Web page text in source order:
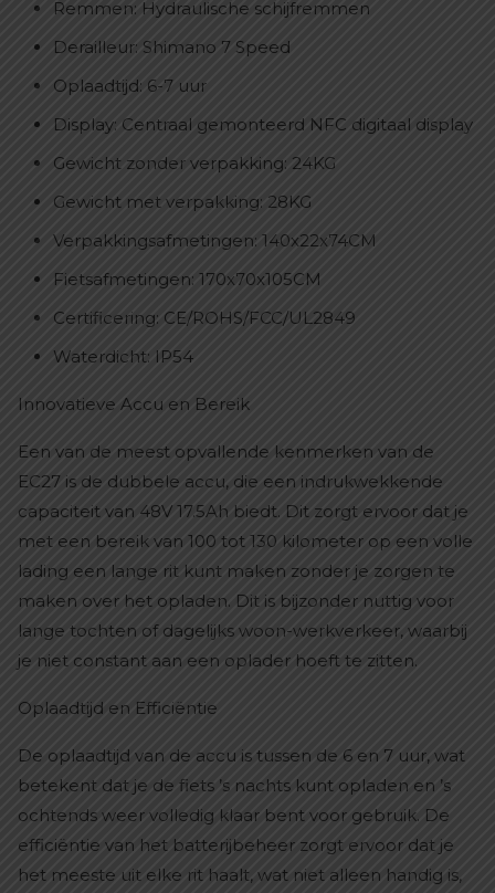
Remmen: Hydraulische schijfremmen
Derailleur: Shimano 7 Speed
Oplaadtijd: 6-7 uur
Display: Centraal gemonteerd NFC digitaal display
Gewicht zonder verpakking: 24KG
Gewicht met verpakking: 28KG
Verpakkingsafmetingen: 140x22x74CM
Fietsafmetingen: 170x70x105CM
Certificering: CE/ROHS/FCC/UL2849
Waterdicht: IP54
Innovatieve Accu en Bereik
Een van de meest opvallende kenmerken van de
EC27 is de dubbele accu, die een indrukwekkende
capaciteit van 48V 17.5Ah biedt. Dit zorgt ervoor dat je
met een bereik van 100 tot 130 kilometer op een volle
lading een lange rit kunt maken zonder je zorgen te
maken over het opladen. Dit is bijzonder nuttig voor
lange tochten of dagelijks woon-werkverkeer, waarbij
je niet constant aan een oplader hoeft te zitten.
Oplaadtijd en Efficiëntie
De oplaadtijd van de accu is tussen de 6 en 7 uur, wat
betekent dat je de fiets ’s nachts kunt opladen en ’s
ochtends weer volledig klaar bent voor gebruik. De
efficiëntie van het batterijbeheer zorgt ervoor dat je
het meeste uit elke rit haalt, wat niet alleen handig is,